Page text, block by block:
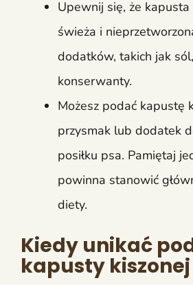
Upewnij się, że
świeża i
dodatków, takich jak
konserwanty.
Możesz podać kapustę
przysmak lub dodatek
posiłku psa. Pamiętaj
powinna stanowić
diety.
Kiedy unikać
kapusty kiszonej